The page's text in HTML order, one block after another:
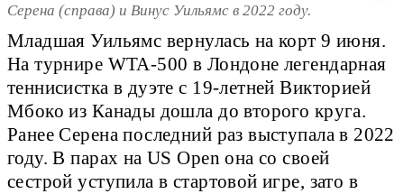
Серена (справа) и Винус Уильямс в 2022 году.
Младшая Уильямс вернулась на корт 9 июня.
На турнире WTA-500 в Лондоне легендарная
теннисистка в дуэте с 19-летней Викторией
Мбоко из Канады дошла до второго круга.
Ранее Серена последний раз выступала в 2022
году. В парах на US Open она со своей
сестрой уступила в стартовой игре, зато в